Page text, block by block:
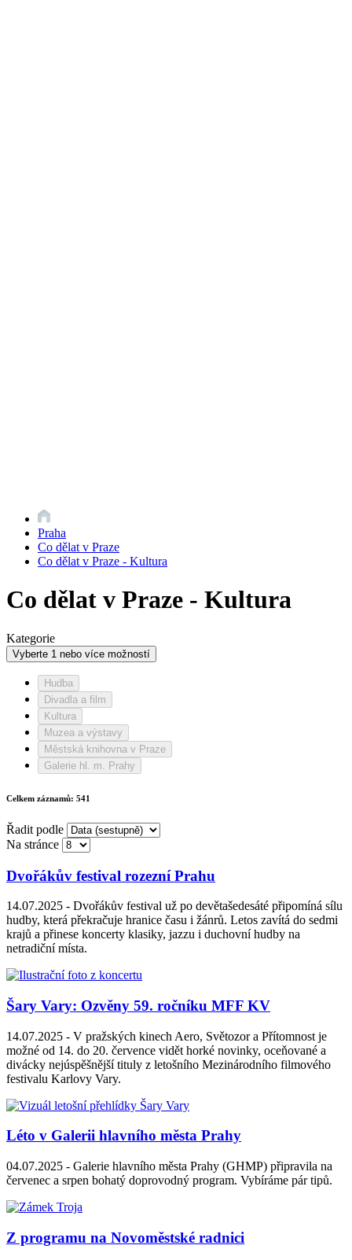
Praha
Co dělat v Praze
Co dělat v Praze - Kultura
Co dělat v Praze - Kultura
Kategorie
Vyberte 1 nebo více možností
Hudba
Divadla a film
Kultura
Muzea a výstavy
Městská knihovna v Praze
Galerie hl. m. Prahy
Celkem záznamů: 541
Řadit podle
Na stránce
Dvořákův festival rozezní Prahu
14.07.2025 - Dvořákův festival už po devětašedesáté připomíná sílu
hudby, která překračuje hranice času i žánrů. Letos zavítá do sedmi
krajů a přinese koncerty klasiky, jazzu i duchovní hudby na
netradiční místa.
Šary Vary: Ozvěny 59. ročníku MFF KV
14.07.2025 - V pražských kinech Aero, Světozor a Přítomnost je
možné od 14. do 20. července vidět horké novinky, oceňované a
divácky nejúspěšnější tituly z letošního Mezinárodního filmového
festivalu Karlovy Vary.
Léto v Galerii hlavního města Prahy
04.07.2025 - Galerie hlavního města Prahy (GHMP) připravila na
červenec a srpen bohatý doprovodný program. Vybíráme pár tipů.
Z programu na Novoměstské radnici